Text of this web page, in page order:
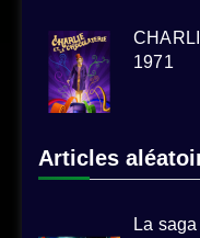
1971
Articles
La